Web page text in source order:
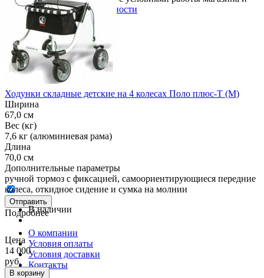
Ходунки складные детские на 4 колесах Поло плюс-Т (M)
Ширина
67,0 см
Вес (кг)
7,6 кг (алюминиевая рама)
Длина
70,0 см
Дополнительные параметры
ручной тормоз с фиксацией, самоориентирующиеся передние
колеса, откидное сидение и сумка на молнии
В наличии
Цена
14 000
руб.
В корзину
политикой конфиденциальности
Отправить
Подробнее
О компании
Условия оплаты
Условия доставки
Контакты